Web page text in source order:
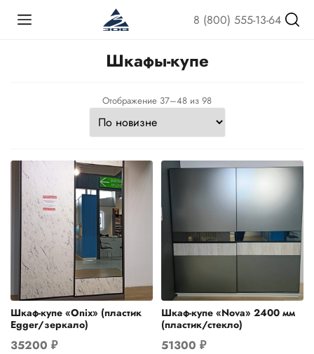
8 (800) 555-13-64
Шкафы-купе
Отображение 37–48 из 98Сортировка:
недавние
Шкаф-купе «Onix» (пластик
Egger/зеркало)
35200 ₽
Шкаф-купе «Nova» 2400 мм
(пластик/стекло)
51300 ₽